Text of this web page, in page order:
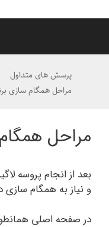
پرسش های متداول
مراحل همگام سازی
مراحل
بعد از انجام پروسه
و نیاز به همگام سازی
در صفحه اصلی